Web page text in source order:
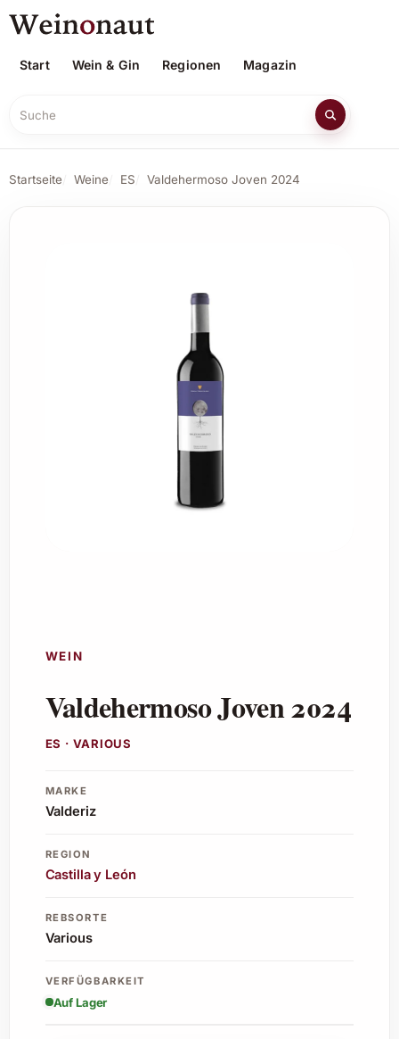
Start Wein & Gin Regionen Magazin
Suche
Startseite Weine ES Valdehermoso Joven 2024
WEIN
Valdehermoso Joven 2024
ES · VARIOUS
MARKE
Valderiz
REGION
Castilla y León
REBSORTE
Various
VERFÜGBARKEIT
Auf Lager